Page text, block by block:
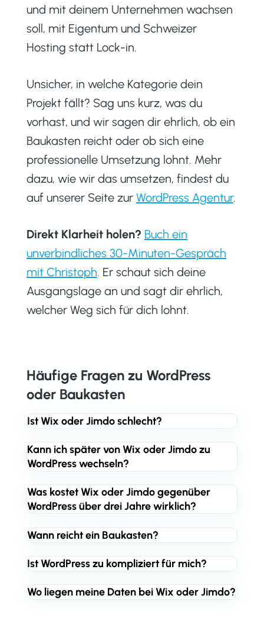
und mit deinem Unternehmen wachsen
soll, mit Eigentum und Schweizer
Hosting statt Lock-in.
Unsicher, in welche Kategorie dein
Projekt fällt? Sag uns kurz, was du
vorhast, und wir sagen dir ehrlich, ob ein
Baukasten reicht oder ob sich eine
professionelle Umsetzung lohnt. Mehr
dazu, wie wir das umsetzen, findest du
auf unserer Seite zur WordPress Agentur.
Direkt Klarheit holen? Buch ein
unverbindliches 30-Minuten-Gespräch
mit Christoph. Er schaut sich deine
Ausgangslage an und sagt dir ehrlich,
welcher Weg sich für dich lohnt.
Häufige Fragen zu WordPress
oder Baukasten
Ist Wix oder Jimdo schlecht?
Kann ich später von Wix oder Jimdo zu
WordPress wechseln?
Was kostet Wix oder Jimdo gegenüber
WordPress über drei Jahre wirklich?
Wann reicht ein Baukasten?
Ist WordPress zu kompliziert für mich?
Wo liegen meine Daten bei Wix oder Jimdo?